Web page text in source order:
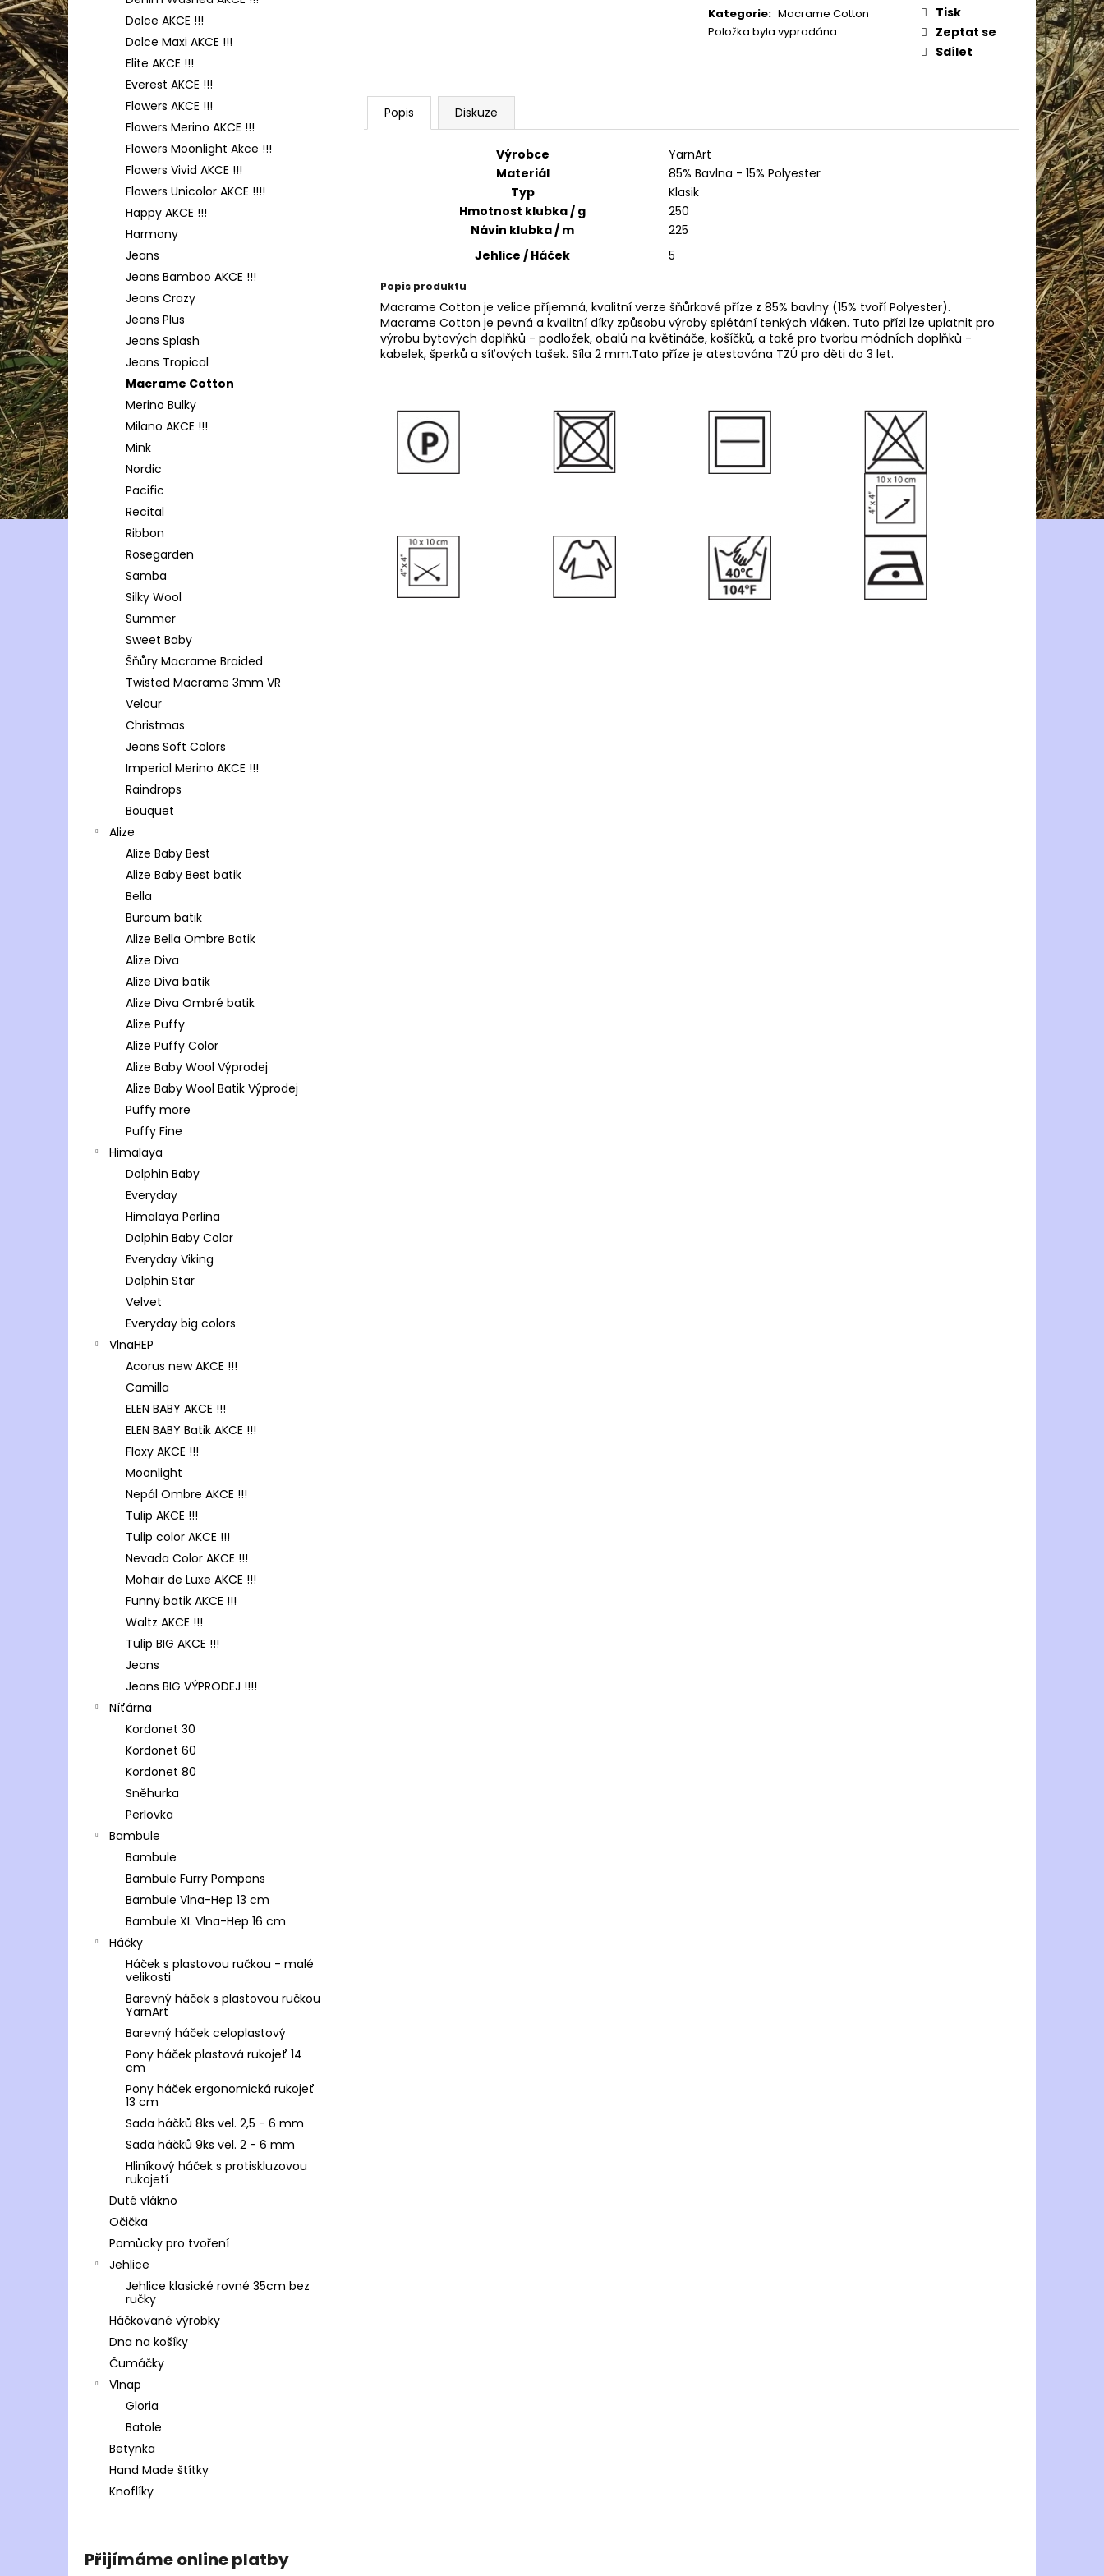
l
Dolce AKCE !!!
Dolce Maxi AKCE !!!
Elite AKCE !!!
Everest AKCE !!!
Flowers AKCE !!!
Flowers Merino AKCE !!!
Flowers Moonlight Akce !!!
Flowers Vivid AKCE !!!
Flowers Unicolor AKCE !!!!
Happy AKCE !!!
Harmony
Jeans
Jeans Bamboo AKCE !!!
Jeans Crazy
Jeans Plus
Jeans Splash
Jeans Tropical
Macrame Cotton
Merino Bulky
Milano AKCE !!!
Mink
Nordic
Pacific
Recital
Ribbon
Rosegarden
Samba
Silky Wool
Summer
Sweet Baby
Šňůry Macrame Braided
Twisted Macrame 3mm VR
Velour
Christmas
Jeans Soft Colors
Imperial Merino AKCE !!!
Raindrops
Bouquet
Alize
Alize Baby Best
Alize Baby Best batik
Bella
Burcum batik
Alize Bella Ombre Batik
Alize Diva
Alize Diva batik
Alize Diva Ombré batik
Alize Puffy
Alize Puffy Color
Alize Baby Wool Výprodej
Alize Baby Wool Batik Výprodej
Puffy more
Puffy Fine
Himalaya
Dolphin Baby
Everyday
Himalaya Perlina
Dolphin Baby Color
Everyday Viking
Dolphin Star
Velvet
Everyday big colors
VlnaHEP
Acorus new AKCE !!!
Camilla
ELEN BABY AKCE !!!
ELEN BABY Batik AKCE !!!
Floxy AKCE !!!
Moonlight
Nepál Ombre AKCE !!!
Tulip AKCE !!!
Tulip color AKCE !!!
Nevada Color AKCE !!!
Mohair de Luxe AKCE !!!
Funny batik AKCE !!!
Waltz AKCE !!!
Tulip BIG AKCE !!!
Jeans
Jeans BIG VÝPRODEJ !!!!
Níťárna
Kordonet 30
Kordonet 60
Kordonet 80
Sněhurka
Perlovka
Bambule
Bambule
Bambule Furry Pompons
Bambule Vlna-Hep 13 cm
Bambule XL Vlna-Hep 16 cm
Háčky
Háček s plastovou ručkou - malé
velikosti
Barevný háček s plastovou ručkou
YarnArt
Barevný háček celoplastový
Pony háček plastová rukojeť 14
cm
Pony háček ergonomická rukojeť
13 cm
Sada háčků 8ks vel. 2,5 - 6 mm
Sada háčků 9ks vel. 2 - 6 mm
Hliníkový háček s protiskluzovou
rukojetí
Duté vlákno
Očička
Pomůcky pro tvoření
Jehlice
Jehlice klasické rovné 35cm bez
ručky
Háčkované výrobky
Dna na košíky
Čumáčky
Vlnap
Gloria
Batole
Betynka
Hand Made štítky
Knoflíky
Přijímáme online platby
cena:
Kategorie: Macrame Cotton
Položka byla vyprodána…
Tisk
Zeptat se
Sdílet
Popis Diskuze
Výrobce
YarnArt
Materiál
85% Bavlna - 15% Polyester
Typ
Klasik
Hmotnost klubka / g
250
Návin klubka / m
225
Jehlice / Háček
5
Popis produktu
Macrame Cotton je velice příjemná, kvalitní verze šňůrkové příze z 85% bavlny (15% tvoří Polyester).
Macrame Cotton je pevná a kvalitní díky způsobu výroby splétání tenkých vláken. Tuto přízi lze uplatnit pro
výrobu bytových doplňků - podložek, obalů na květináče, košíčků, a také pro tvorbu módních doplňků -
kabelek, šperků a síťových tašek. Síla 2 mm.Tato příze je atestována TZÚ pro děti do 3 let.
HIMALAYA DOLPHIN BABY 80352
60 Kč